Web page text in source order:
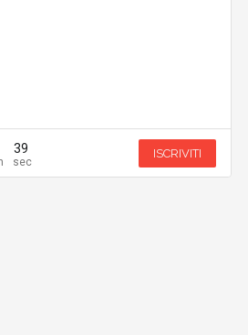
39 ISCRIVITI